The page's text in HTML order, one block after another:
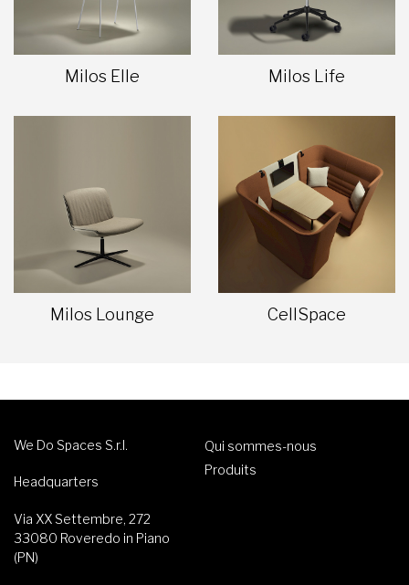
Milos Elle Milos Life
Milos Lounge CellSpace
We Do Spaces S.r.l.
Headquarters
Via XX Settembre, 272
33080 Roveredo in Piano
(PN)
Qui sommes-nous
Produits